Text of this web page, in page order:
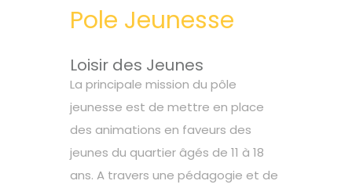
Pole Jeunesse
Loisir des Jeunes
La principale mission du pôle
jeunesse est de mettre en place
des animations en faveurs des
jeunes du quartier âgés de 11 à 18
ans. A travers une pédagogie et de